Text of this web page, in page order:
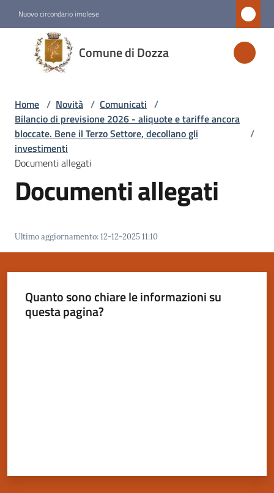
Nuovo circondario imolese
Comune di Dozza
Comune
di
Dozza
Amministrazione
Novità
Menu selezionato
Home / Novità / Comunicati /
Bilancio di previsione 2026 - aliquote e tariffe ancora
bloccate. Bene il Terzo Settore, decollano gli
investimenti
/
Documenti allegati
Documenti allegati
Ultimo aggiornamento:12-12-2025 11:10
Quanto sono chiare le informazioni su
questa pagina?